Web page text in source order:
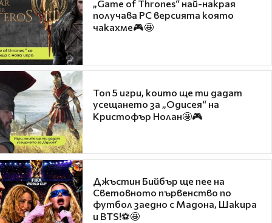
„Game of Thrones“ най-накрая
получава PC версията която
чакахме🎮🤩
Топ 5 игри, които ще ти дадат
усещането за „Одисея“ на
Кристофър Нолан🤩🎮
Джъстин Бийбър ще пее на
Световното първенство по
футбол заедно с Мадона, Шакира
и BTS!⚽🤩